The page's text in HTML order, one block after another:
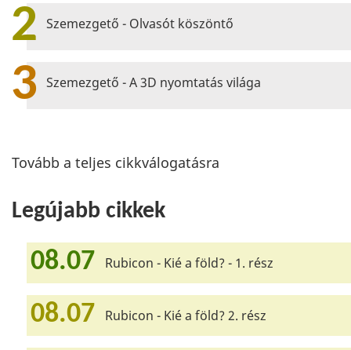
2 Szemezgető - Olvasót köszöntő
3 Szemezgető - A 3D nyomtatás világa
Tovább a teljes cikkválogatásra
Legújabb cikkek
08.07 Rubicon - Kié a föld? - 1. rész
08.07 Rubicon - Kié a föld? 2. rész